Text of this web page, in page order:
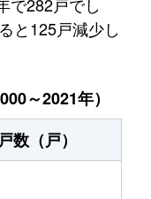
と125戸減少し
～2021年）
戸数（戸）